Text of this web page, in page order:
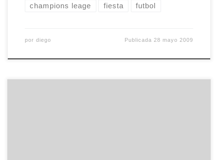
champions leage fiesta futbol
por diego Publicada 28 mayo 2009